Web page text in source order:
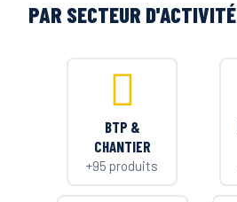
PAR SECTEUR D'ACTIVITÉ
BTP &
CHANTIER
+95 produits